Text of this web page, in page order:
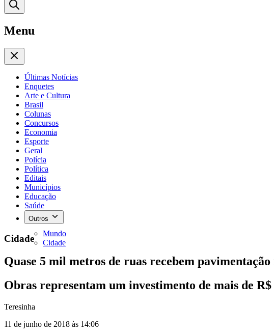
Menu
Últimas Notícias
Enquetes
Arte e Cultura
Brasil
Colunas
Concursos
Economia
Esporte
Geral
Polícia
Política
Editais
Municípios
Educação
Saúde
Outros
Mundo
Cidade
Cidade
Quase 5 mil metros de ruas recebem pavimentação
Obras representam um investimento de mais de
Teresinha
11 de junho de 2018 às 14:06